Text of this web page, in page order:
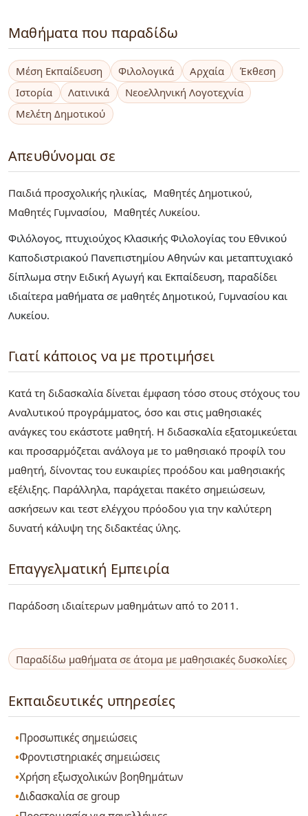
Μαθήματα που παραδίδω
Μέση Εκπαίδευση Φιλολογικά Αρχαία
Έκθεση
Ιστορία
Λατινικά
Νεοελληνική Λογοτεχνία
Μελέτη Δημοτικού
Απευθύνομαι σε
Παιδιά προσχολικής ηλικίας
Μαθητές Δημοτικού
Μαθητές Γυμνασίου
Μαθητές Λυκείου
Φιλόλογος, πτυχιούχος Κλασικής Φιλολογίας του Εθνικού
Καποδιστριακού Πανεπιστημίου Αθηνών και μεταπτυχιακό
δίπλωμα στην Ειδική Αγωγή και Εκπαίδευση, παραδίδει
ιδιαίτερα μαθήματα σε μαθητές Δημοτικού, Γυμνασίου και
Λυκείου.
Γιατί κάποιος να με προτιμήσει
Κατά τη διδασκαλία δίνεται έμφαση τόσο στους στόχους του
Αναλυτικού προγράμματος, όσο και στις μαθησιακές
ανάγκες του εκάστοτε μαθητή. Η διδασκαλία εξατομικεύεται
και προσαρμόζεται ανάλογα με το μαθησιακό προφίλ του
μαθητή, δίνοντας του ευκαιρίες προόδου και μαθησιακής
εξέλιξης. Παράλληλα, παράχεται πακέτο σημειώσεων,
ασκήσεων και τεστ ελέγχου πρόοδου για την καλύτερη
δυνατή κάλυψη της διδακτέας ύλης.
Επαγγελματική Εμπειρία
Παράδοση ιδιαίτερων μαθημάτων από το 2011.
Παραδίδω μαθήματα σε άτομα με μαθησιακές δυσκολίες
Εκπαιδευτικές υπηρεσίες
Προσωπικές σημειώσεις
Φροντιστηριακές σημειώσεις
Χρήση εξωσχολικών βοηθημάτων
Διδασκαλία σε group